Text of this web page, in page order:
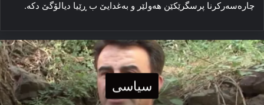
چاره‌سه‌رکرنا پرسگرێکێن هه‌ولێر و به‌غدایێ ب ڕێیا دیالۆگێ دکه‌.
سیاسی